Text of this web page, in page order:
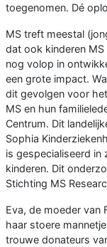
toegenomen. Dé
MS treft meestal
dat ook kinderen MS
nog volop in
een grote impact.
dit gevolgen voor
MS en hun
Centrum. Dit
Sophia
is gespecialiseerd in
kinderen. Dit
Stichting MS
Eva, de moeder van
haar stoere
trouwe donateurs